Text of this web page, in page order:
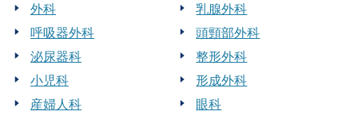
外科
乳腺外科
呼吸器外科
頭頸部外科
泌尿器科
整形外科
小児科
形成外科
産婦人科
眼科